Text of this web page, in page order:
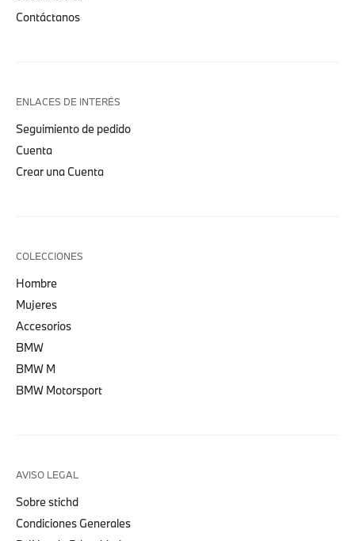
Contáctanos
ENLACES DE INTERÉS
Seguimiento de pedido
Cuenta
Crear una Cuenta
COLECCIONES
Hombre
Mujeres
Accesorios
BMW
BMW M
BMW Motorsport
AVISO LEGAL
Sobre stichd
Condiciones Generales